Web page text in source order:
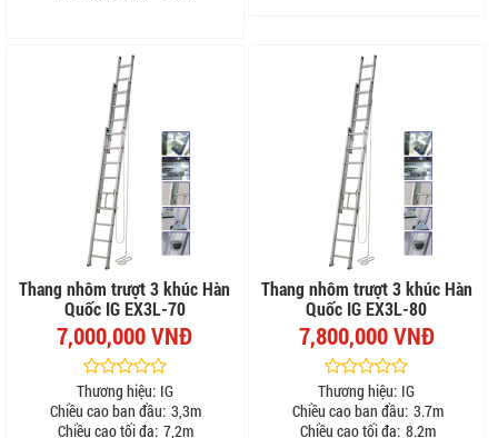
Thang nhôm trượt 3 khúc Hàn
Quốc IG EX3L-70
7,000,000 VNĐ
Thương hiệu: IG
Chiều cao ban đầu: 3,3m
Chiều cao tối đa: 7,2m
Thang nhôm trượt 3 khúc Hàn
Quốc IG EX3L-80
7,800,000 VNĐ
Thương hiệu: IG
Chiều cao ban đầu: 3.7m
Chiều cao tối đa: 8.2m